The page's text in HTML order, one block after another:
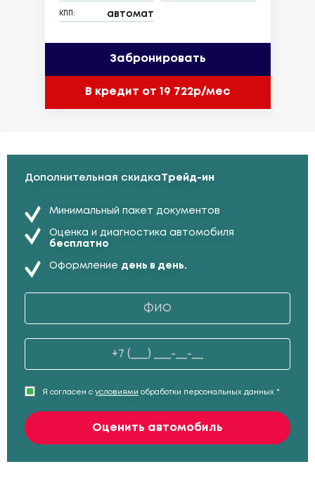
КПП: автомат
Забронировать
В кредит от 19 722р/мес
Дополнительная скидкаТрейд-ин
Минимальный пакет документов
Оценка и диагностика автомобиля
бесплатно
Оформление день в день.
Я согласен с условиями обработки персональных данных *
Оценить автомобиль